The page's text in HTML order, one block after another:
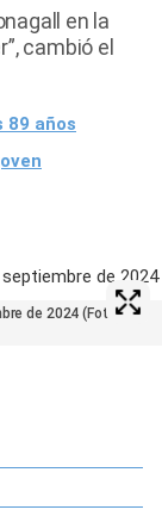
en la
cambió el
89 años
de 2024 (Foto: